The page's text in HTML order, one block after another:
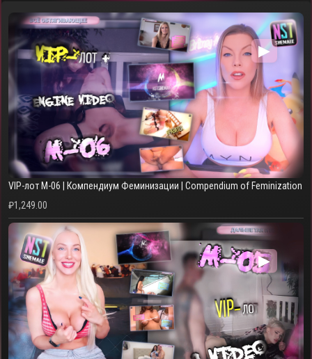
▶
VIP-лот M-06 | Компендиум Феминизации | Compendium of Feminization
₽1,249.00
▶